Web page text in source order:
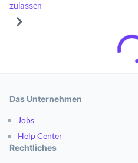
zulassen
Das Unternehmen
Jobs
Help Center
Rechtliches